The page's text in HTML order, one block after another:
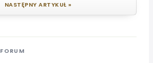
NASTĘPNY ARTYKUŁ »